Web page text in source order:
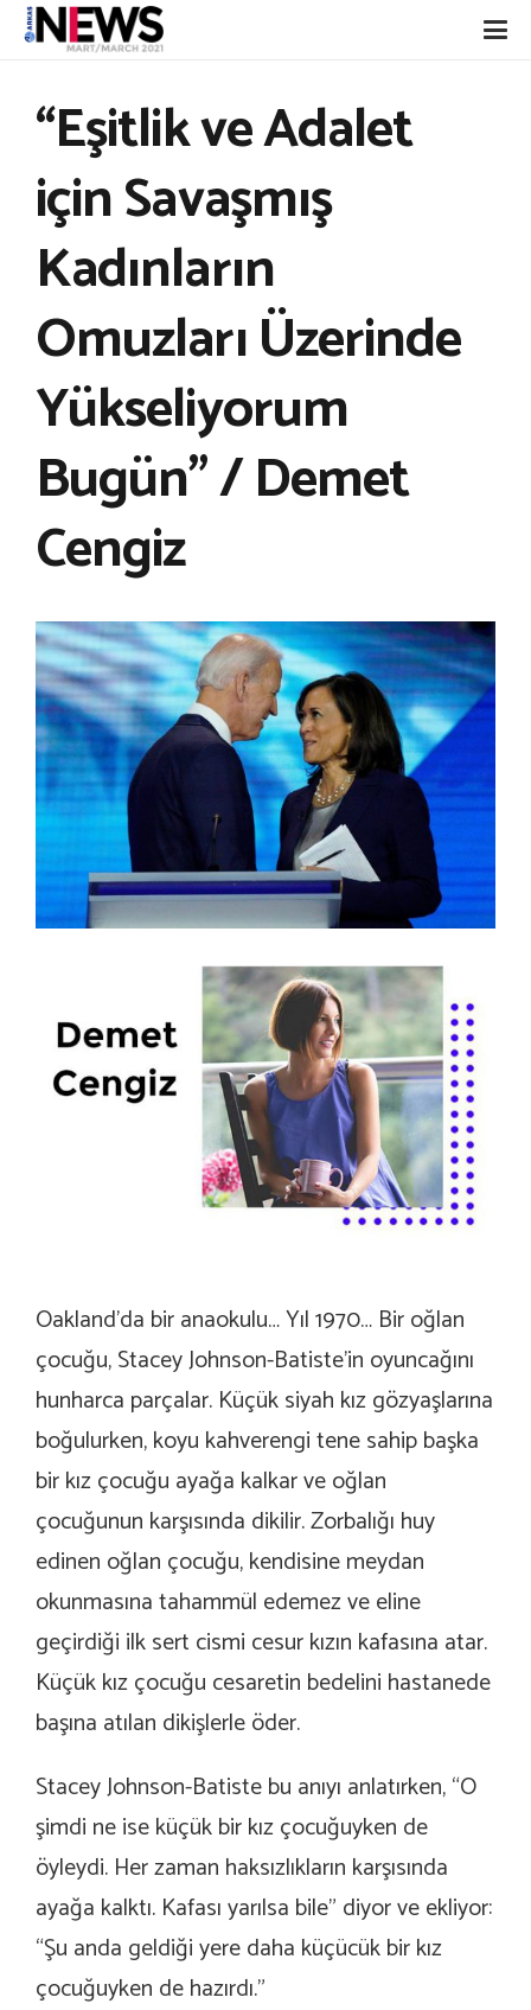
“Eşitlik ve Adalet
için Savaşmış
Kadınların
Omuzları Üzerinde
Yükseliyorum
Bugün” / Demet
Cengiz
Oakland’da bir anaokulu… Yıl 1970… Bir oğlan
çocuğu, Stacey Johnson-Batiste’in oyuncağını
hunharca parçalar. Küçük siyah kız gözyaşlarına
boğulurken, koyu kahverengi tene sahip başka
bir kız çocuğu ayağa kalkar ve oğlan
çocuğunun karşısında dikilir. Zorbalığı huy
edinen oğlan çocuğu, kendisine meydan
okunmasına tahammül edemez ve eline
geçirdiği ilk sert cismi cesur kızın kafasına atar.
Küçük kız çocuğu cesaretin bedelini hastanede
başına atılan dikişlerle öder.
Stacey Johnson-Batiste bu anıyı anlatırken, “O
şimdi ne ise küçük bir kız çocuğuyken de
öyleydi. Her zaman haksızlıkların karşısında
ayağa kalktı. Kafası yarılsa bile” diyor ve ekliyor:
“Şu anda geldiği yere daha küçücük bir kız
çocuğuyken de hazırdı.”